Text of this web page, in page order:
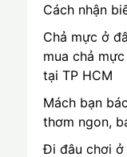
Cách nhận
Chả mực ở
mua chả
tại TP HCM
Mách bạn
thơm ngon,
Đi đâu chơi ở